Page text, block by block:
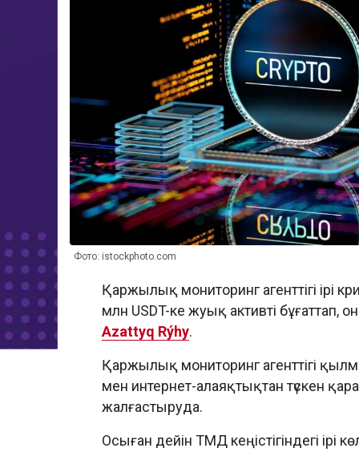
Фото: istockphoto.com
Қаржылық мониторинг агенттігі
млн USDT-ке жуық активті бұғаттап,
Azattyq Rýhy.
Қаржылық мониторинг агенттігі
мен интернет-алаяқтықтан түскен
жалғастыруда.
Осыған дейін ТМД кеңістігіндегі ірі